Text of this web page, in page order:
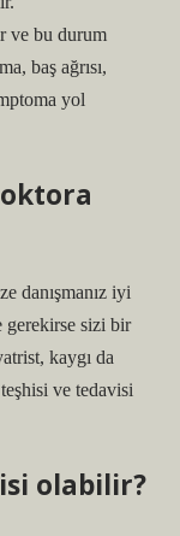
ve bu durum
baş ağrısı,
yol
danışmanız iyi
sizi bir
kaygı da
ve tedavisi
olabilir?